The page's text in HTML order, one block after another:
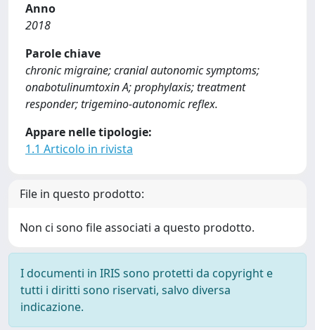
Anno
2018
Parole chiave
chronic migraine; cranial autonomic symptoms;
onabotulinumtoxin A; prophylaxis; treatment
responder; trigemino-autonomic reflex.
Appare nelle tipologie:
1.1 Articolo in rivista
File in questo prodotto:
Non ci sono file associati a questo prodotto.
I documenti in IRIS sono protetti da copyright e
tutti i diritti sono riservati, salvo diversa
indicazione.